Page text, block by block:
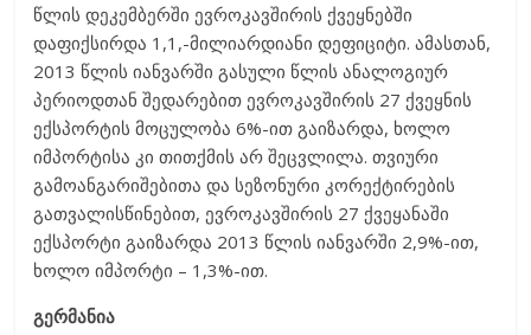
წლის დეკემბერში ევროკავშირის ქვეყნებში
დაფიქსირდა 1,1,-მილიარდიანი დეფიციტი. ამასთან,
2013 წლის იანვარში გასული წლის ანალოგიურ
პერიოდთან შედარებით ევროკავშირის 27 ქვეყნის
ექსპორტის მოცულობა 6%-ით გაიზარდა, ხოლო
იმპორტისა კი თითქმის არ შეცვლილა. თვიური
გამოანგარიშებითა და სეზონური კორექტირების
გათვალისწინებით, ევროკავშირის 27 ქვეყანაში
ექსპორტი გაიზარდა 2013 წლის იანვარში 2,9%-ით,
ხოლო იმპორტი – 1,3%-ით.
გერმანია